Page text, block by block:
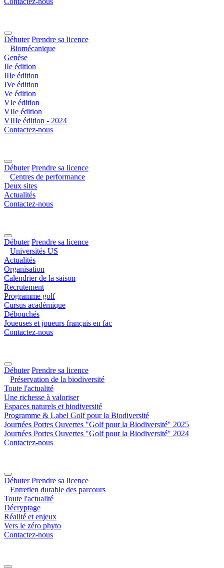
Débuter Prendre sa licence
Biomécanique
Genèse
IIe édition
IIIe édition
IVe édition
Ve édition
VIe édition
VIIe édition
VIIIe édition - 2024
Contactez-nous
Débuter Prendre sa licence
Centres de performance
Deux sites
Actualités
Contactez-nous
Débuter Prendre sa licence
Universités US
Actualités
Organisation
Calendrier de la saison
Recrutement
Programme golf
Cursus académique
Débouchés
Joueuses et joueurs français en fac
Contactez-nous
Débuter Prendre sa licence
Préservation de la biodiversité
Toute l'actualité
Une richesse à valoriser
Espaces naturels et biodiversité
Programme & Label Golf pour la Biodiversité
Journées Portes Ouvertes "Golf pour la Biodiversité" 2025
Journées Portes Ouvertes "Golf pour la Biodiversité" 2024
Contactez-nous
Débuter Prendre sa licence
Entretien durable des parcours
Toute l'actualité
Décryptage
Réalité et enjeux
Vers le zéro phyto
Contactez-nous